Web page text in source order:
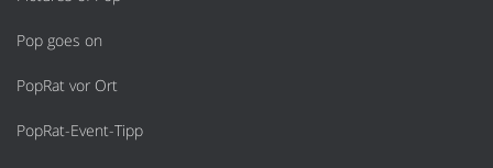
Pop goes on
PopRat vor Ort
PopRat-Event-Tipp